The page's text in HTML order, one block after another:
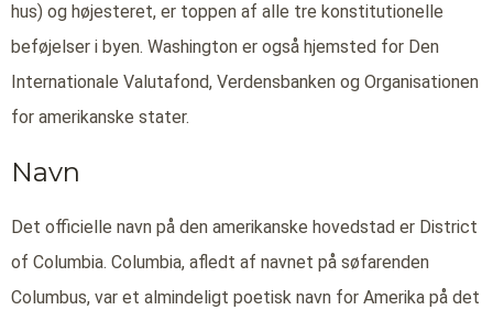
hus) og højesteret, er toppen af alle tre konstitutionelle
beføjelser i byen. Washington er også hjemsted for Den
Internationale Valutafond, Verdensbanken og Organisationen
for amerikanske stater.
Navn
Det officielle navn på den amerikanske hovedstad er District
of Columbia. Columbia, afledt af navnet på søfarenden
Columbus, var et almindeligt poetisk navn for Amerika på det